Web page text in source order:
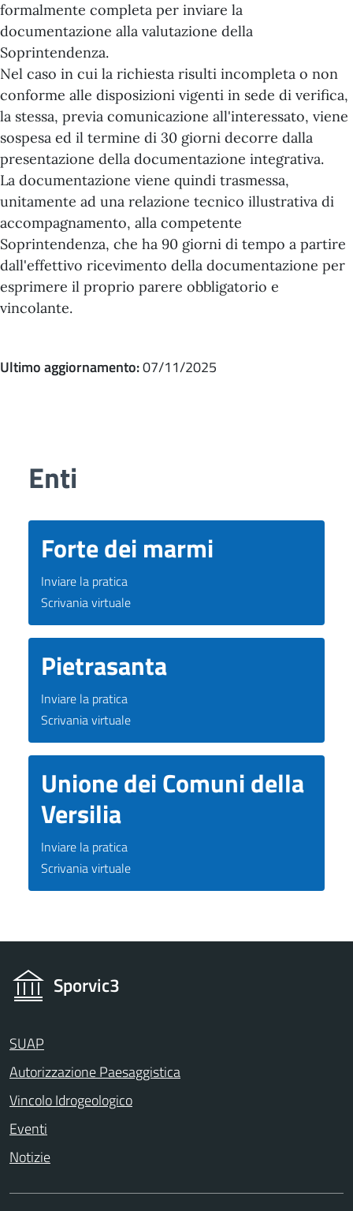
formalmente completa per inviare la
documentazione alla valutazione della
Soprintendenza.
Nel caso in cui la richiesta risulti incompleta o non
conforme alle disposizioni vigenti in sede di verifica,
la stessa, previa comunicazione all'interessato, viene
sospesa ed il termine di 30 giorni decorre dalla
presentazione della documentazione integrativa.
La documentazione viene quindi trasmessa,
unitamente ad una relazione tecnico illustrativa di
accompagnamento, alla competente
Soprintendenza, che ha 90 giorni di tempo a partire
dall'effettivo ricevimento della documentazione per
esprimere il proprio parere obbligatorio e
vincolante.
Ultimo aggiornamento:07/11/2025
Enti
Forte dei marmi
Inviare la pratica
Scrivania virtuale
Pietrasanta
Inviare la pratica
Scrivania virtuale
Unione dei Comuni della
Versilia
Inviare la pratica
Scrivania virtuale
Sporvic3
SUAP
Autorizzazione Paesaggistica
Vincolo Idrogeologico
Eventi
Notizie